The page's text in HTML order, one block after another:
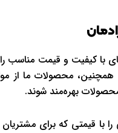
با کیفیت و قیمت
همچنین، محصولات ما از
بهره‌مند شوند.
با قیمتی که برای